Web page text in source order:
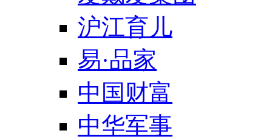
沪江育儿
易·品家
中国财富
中华军事